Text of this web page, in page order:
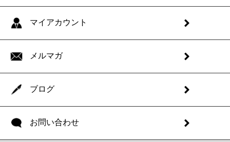
マイアカウント
メルマガ
ブログ
お問い合わせ